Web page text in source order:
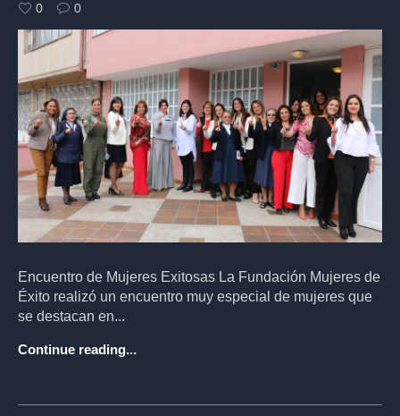
0 0
Encuentro de Mujeres Exitosas La Fundación Mujeres de
Éxito realizó un encuentro muy especial de mujeres que
se destacan en...
Continue reading...